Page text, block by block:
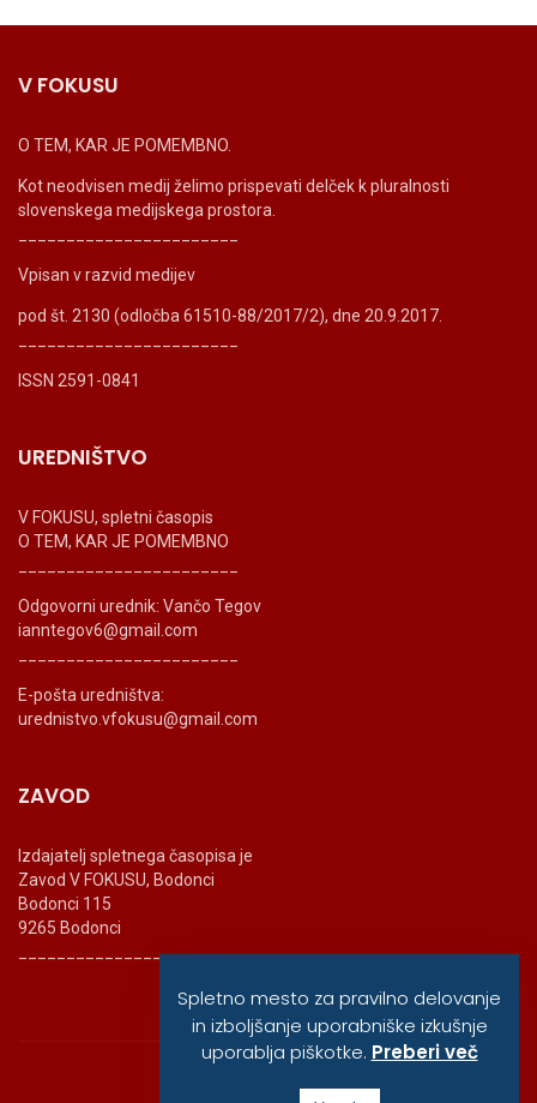
V FOKUSU
O TEM, KAR JE POMEMBNO.
Kot neodvisen medij želimo prispevati delček k pluralnosti
slovenskega medijskega prostora.
Vpisan v razvid medijev
pod št. 2130 (odločba 61510-88/2017/2), dne 20.9.2017.
ISSN 2591-0841
UREDNIŠTVO
V FOKUSU, spletni časopis
O TEM, KAR JE POMEMBNO
Odgovorni urednik: Vančo Tegov
ianntegov6@gmail.com
E-pošta uredništva:
urednistvo.vfokusu@gmail.com
ZAVOD
Izdajatelj spletnega časopisa je
Zavod V FOKUSU, Bodonci
Bodonci 115
9265 Bodonci
_______________________
© vfokusu, 2020
Spletno mesto za pravilno delovanje
in izboljšanje uporabniške izkušnje
uporablja piškotke. Preberi več